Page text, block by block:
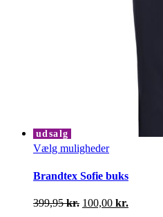
udsalg
Vælg mulighederDette
har
flere
varianter.
Mulighederne
Brandtex Sofie buks
399,95kr. Den
100,00 kr.